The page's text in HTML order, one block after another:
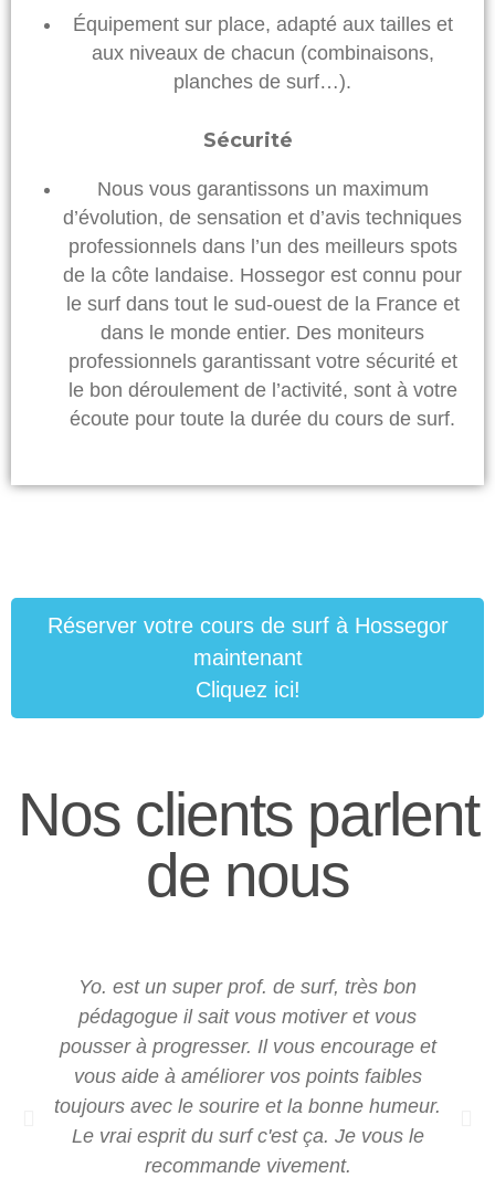
Équipement sur place, adapté aux tailles et
aux niveaux de chacun (combinaisons,
planches de surf…).
Sécurité
Nous vous garantissons un maximum
d’évolution, de sensation et d’avis techniques
professionnels dans l’un des meilleurs spots
de la côte landaise. Hossegor est connu pour
le surf dans tout le sud-ouest de la France et
dans le monde entier. Des moniteurs
professionnels garantissant votre sécurité et
le bon déroulement de l’activité, sont à votre
écoute pour toute la durée du cours de surf.
Réserver votre cours de surf à Hossegor
maintenant
Cliquez ici!
Nos clients parlent
de nous
Yo. est un super prof. de surf, très bon
pédagogue il sait vous motiver et vous
pousser à progresser. Il vous encourage et
vous aide à améliorer vos points faibles
toujours avec le sourire et la bonne humeur.
Le vrai esprit du surf c'est ça. Je vous le
recommande vivement.